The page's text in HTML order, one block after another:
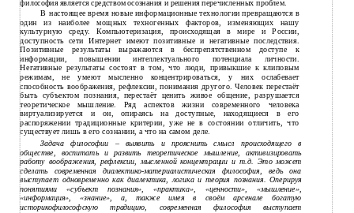
философия является средством осознания и решения перечисленных проблем.
В настоящее время новые информационные технологии превращаются в
один из наиболее мощных техногенных факторов, изменяющих нашу
культурную среду. Компьютеризация, происходящая в мире и России,
доступность сети Интернет имеют позитивные и негативные последствия.
Позитивные результаты выражаются в беспрепятственном доступе к
информации, повышении интеллектуального потенциала личности.
Негативные результаты состоят в том, что люди, привыкшие к клиповым
режимам, не умеют мысленно концентрироваться, у них ослабевает
способность воображения, рефлексии, понимания другого. Человек перестаёт
быть субъектом познания, перестаёт ценить живое общение, разрушается
теоретическое мышление. Ряд аспектов жизни современного человека
виртуализируется и он, опираясь на доступные, находящиеся в его
распоряжении традиционные критерии, уже не в состоянии отличить, что
существует лишь в его сознании, а что на самом деле.
Задача философии – выявить и прояснить смысл происходящего в
обществе, воспитать и развить теоретическое мышление, активизировать
работу воображения, рефлексии, мысленной концентрации и т.д. Это может
сделать современная диалектико-материалистическая философия, ведь она
выступает одновременно как диалектика, логика и теория познания. Оперируя
понятиями «субъект познания», «практика», «ценности», «мышление»,
«информация», «знание», а, также имея в своём арсенале богатую
историкофилософскую традицию, современная философия выступает